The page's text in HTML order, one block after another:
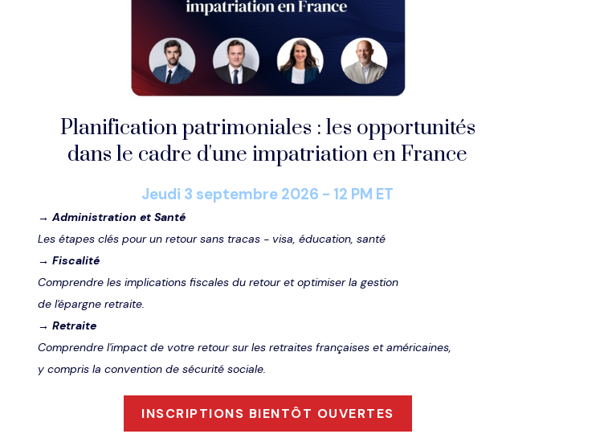
Planification patrimoniales : les opportunités
dans le cadre d'une impatriation en France
Jeudi 3 septembre 2026 - 12 PM ET
→ Administration et Santé
Les étapes clés pour un retour sans tracas - visa, éducation, santé
→ Fiscalité
Comprendre les implications fiscales du retour et optimiser la gestion
de l'épargne retraite.
→ Retraite
Comprendre l'impact de votre retour sur les retraites françaises et américaines,
y compris la convention de sécurité sociale.
INSCRIPTIONS BIENTÔT OUVERTES